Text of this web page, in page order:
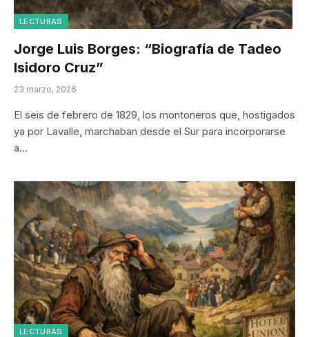
LECTURAS
Jorge Luis Borges: “Biografía de Tadeo
Isidoro Cruz”
23 marzo, 2026
El seis de febrero de 1829, los montoneros que, hostigados
ya por Lavalle, marchaban desde el Sur para incorporarse
a…
LECTURAS